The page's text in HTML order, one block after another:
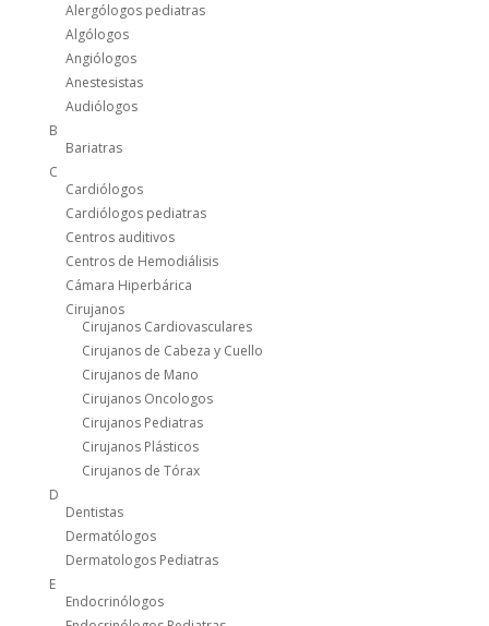
Alergólogos pediatras
Algólogos
Angiólogos
Anestesistas
Audiólogos
B
Bariatras
C
Cardiólogos
Cardiólogos pediatras
Centros auditivos
Centros de Hemodiálisis
Cámara Hiperbárica
Cirujanos
Cirujanos Cardiovasculares
Cirujanos de Cabeza y Cuello
Cirujanos de Mano
Cirujanos Oncologos
Cirujanos Pediatras
Cirujanos Plásticos
Cirujanos de Tórax
D
Dentistas
Dermatólogos
Dermatologos Pediatras
E
Endocrinólogos